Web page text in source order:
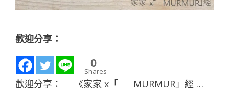
歡迎分享：
0
Shares
歡迎分享： 《家家 x「 MURMUR」經 …